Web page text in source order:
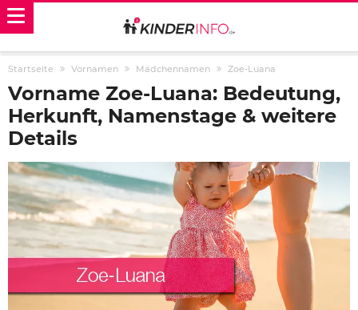
Startseite Vornamen Mädchennamen Zoe-Luana
Vorname Zoe-Luana: Bedeutung,
Herkunft, Namenstage & weitere
Details